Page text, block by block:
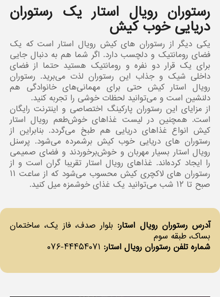
رستوران رویال استار یک رستوران
دریایی خوب کیش
یکی دیگر از رستوران های کیش رویال استار است که یک
فضای رومانتیک و دلچسب دارد. اگر شما هم به دنبال جایی
برای یک قرار دو نفره و رومانتیک هستید حتما از فضای
داخلی شیک و جذاب این رستوران لذت می‌برید. رستوران
رویال استار کیش حتی برای مهمانی‌های خانوادگی هم
دلنشین است و می‌توانید لحظات خوشی را تجربه کنید.
از مزایای این رستوران پارکینگ اختصاصی و اینترنت رایگان
است. همچنین در لیست غذاهای خوش‌طعم رویال استار
کیش انواع غذاهای دریایی هم طبخ می‌گردد. بنابراین از
رستوران های دریایی خوب کیش برشمرده می‌شود. پرسنل
رویال استار بسیار مهربان و خوش‌برخوردند و فضای صمیمی
را ایجاد کرده‌اند. غذاهای رویال استار تقریبا گران است و از
رستوران های لاکچری کیش محسوب می‌شود که از ساعت ۱۱
صبح تا ۱۲ شب می‌توانید یک غذای خوشمزه میل کنید.
آدرس رستوران رویال استار: بلوار صدف، فاز یک، ساختمان
بساک، طبقه سوم
شماره تلفن رستوران رویال استار: ۴۴۴۵۴۰۷۱-۰۷۶